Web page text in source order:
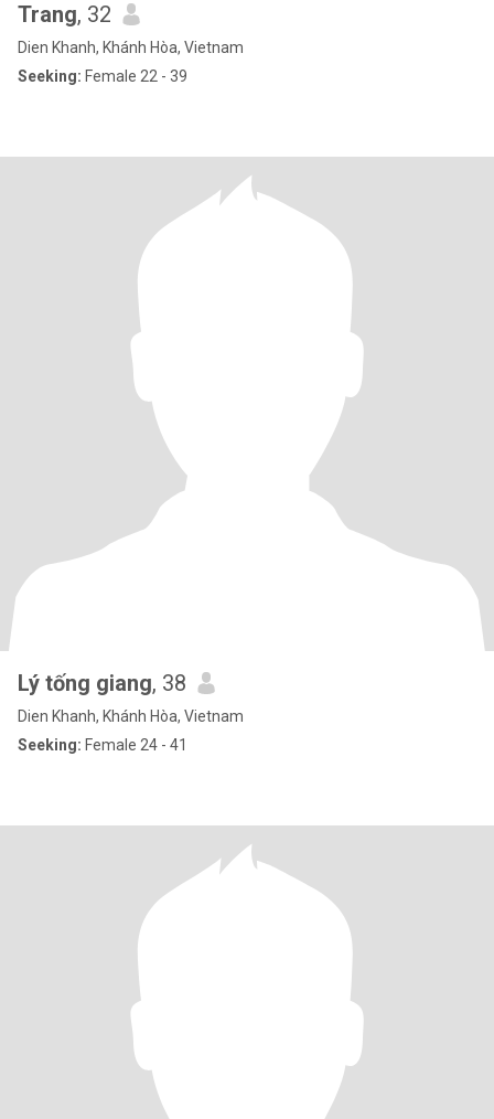
Trang, 32
Dien Khanh, Khánh Hòa, Vietnam
Seeking: Female 22 - 39
Lý tống giang, 38
Dien Khanh, Khánh Hòa, Vietnam
Seeking: Female 24 - 41